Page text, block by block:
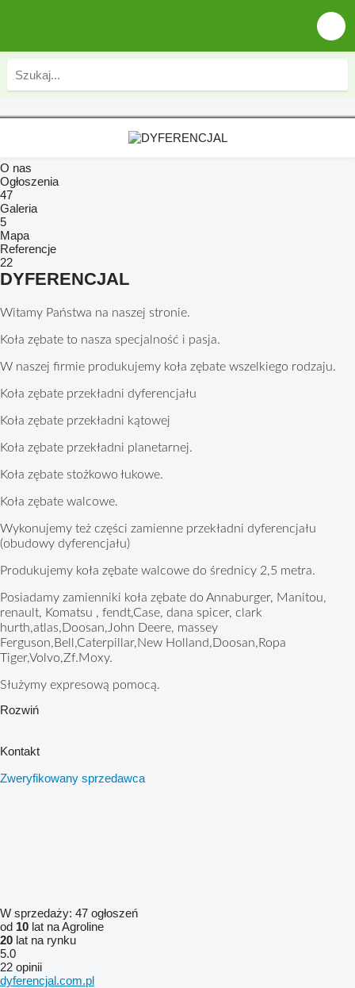
O nas
Ogłoszenia
47
Galeria
5
Mapa
Referencje
22
DYFERENCJAL
Witamy Państwa na naszej stronie.
Koła zębate to nasza specjalność i pasja.
W naszej firmie produkujemy koła zębate wszelkiego rodzaju.
Koła zębate przekładni dyferencjału
Koła zębate przekładni kątowej
Koła zębate przekładni planetarnej.
Koła zębate stożkowo łukowe.
Koła zębate walcowe.
Wykonujemy też części zamienne przekładni dyferencjału
(obudowy dyferencjału)
Produkujemy koła zębate walcowe do średnicy 2,5 metra.
Posiadamy zamienniki koła zębate do Annaburger, Manitou,
renault, Komatsu , fendt,Case, dana spicer, clark
hurth,atlas,Doosan,John Deere, massey
Ferguson,Bell,Caterpillar,New Holland,Doosan,Ropa
Tiger,Volvo,Zf.Moxy.
Służymy expresową pomocą.
Rozwiń
Kontakt
Zweryfikowany sprzedawca
W sprzedaży: 47 ogłoszeń
od 10 lat na Agroline
20 lat na rynku
5.0
22 opinii
dyferencjal.com.pl